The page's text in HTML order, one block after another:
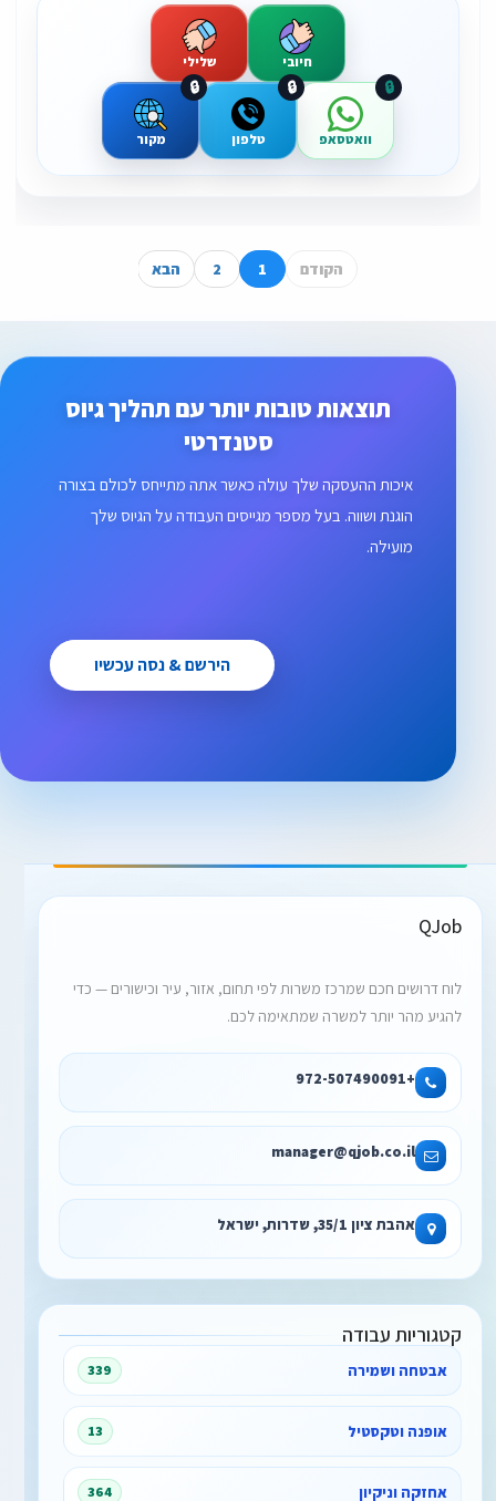
חיובי שלילי
וואטסאפ
🔒
טלפון
🔒
מקור
🔒
הקודם 1
2 הבא
תוצאות טובות יותר עם תהליך גיוס
סטנדרטי
איכות ההעסקה שלך עולה כאשר אתה מתייחס לכולם בצורה
הוגנת ושווה. בעל מספר מגייסים העבודה על הגיוס שלך
מועילה.
הירשם & נסה עכשיו
QJob
לוח דרושים חכם שמרכז משרות לפי תחום, אזור, עיר וכישורים — כדי
להגיע מהר יותר למשרה שמתאימה לכם.
+972-507490091
manager@qjob.co.il
אהבת ציון 35/1, שדרות, ישראל
קטגוריות עבודה
אבטחה ושמירה 339
אופנה וטקסטיל 13
אחזקה וניקיון 364